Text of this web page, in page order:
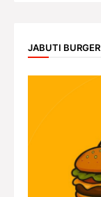
JABUTI BURGER